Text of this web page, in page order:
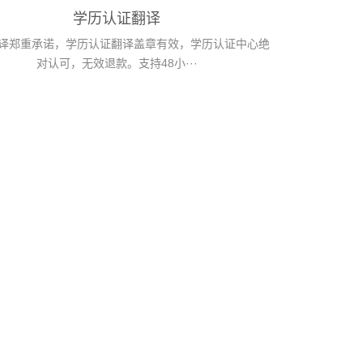
学历认证翻译
郑重承诺，学历认证翻译盖章有效，学历认证中心绝
对认可，无效退款。支持48小···